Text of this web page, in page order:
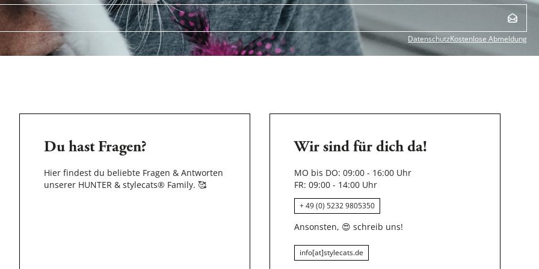
DatenschutzKostenlose Abmeldung
Du hast Fragen?
Hier findest du beliebte Fragen & Antworten
unserer HUNTER & stylecats® Family. 🥰
Wir sind für dich da!
MO bis DO: 09:00 - 16:00 Uhr
FR: 09:00 - 14:00 Uhr
+ 49 (0) 5232 9805350
Ansonsten, 😍 schreib uns!
info[at]stylecats.de